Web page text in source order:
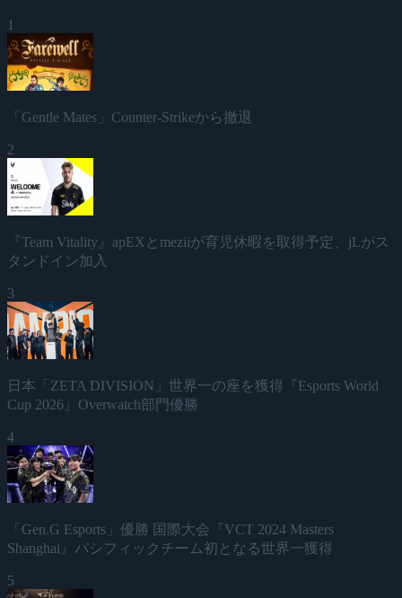
1
「Gentle Mates」Counter-Strikeから撤退
2
『Team Vitality』apEXとmeziiが育児休暇を取得予定、jLがス
タンドイン加入
3
日本「ZETA DIVISION」世界一の座を獲得『Esports World
Cup 2026』Overwatch部門優勝
4
「Gen.G Esports」優勝 国際大会『VCT 2024 Masters
Shanghai』パシフィックチーム初となる世界一獲得
5